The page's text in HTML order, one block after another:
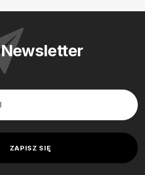
Newsletter